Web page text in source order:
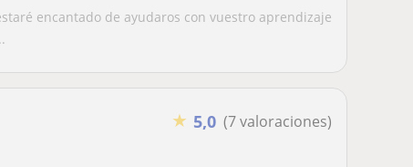
encantado de ayudaros con vuestro aprendizaje
★ 5,0 (7 valoraciones)